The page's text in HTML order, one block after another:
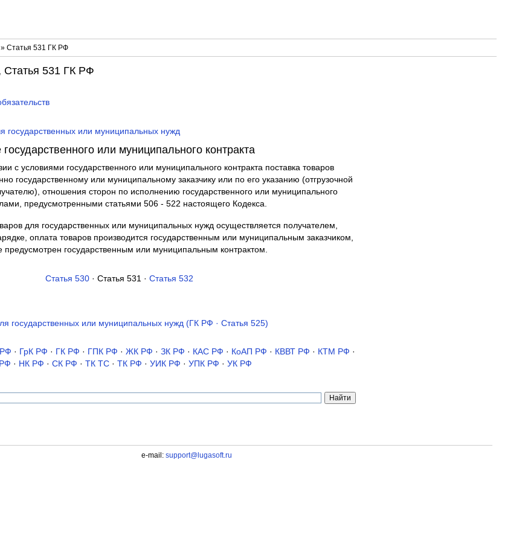
Статья 531 ГК РФ
Статья 531 ГК РФ
государственных или муниципальных нужд
или муниципального контракта
с условиями государственного или муниципального контракта поставка товаров
государственному или муниципальному заказчику или по его указанию (отгрузочной
отношения сторон по исполнению государственного или муниципального
предусмотренными статьями 506 - 522 настоящего Кодекса.
для государственных или муниципальных нужд осуществляется получателем,
оплата товаров производится государственным или муниципальным заказчиком,
предусмотрен государственным или муниципальным контрактом.
Статья 530· Статья 531 · Статья 532
государственных или муниципальных нужд (ГК РФ · Статья 525)
· ГрК РФ · ГК РФ · ГПК РФ · ЖК РФ · ЗК РФ · КАС РФ · КоАП РФ · КВВТ РФ · КТМ РФ ·
· НК РФ · СК РФ · ТК TC · ТК РФ · УИК РФ · УПК РФ · УК РФ
e-mail: support@lugasoft.ru